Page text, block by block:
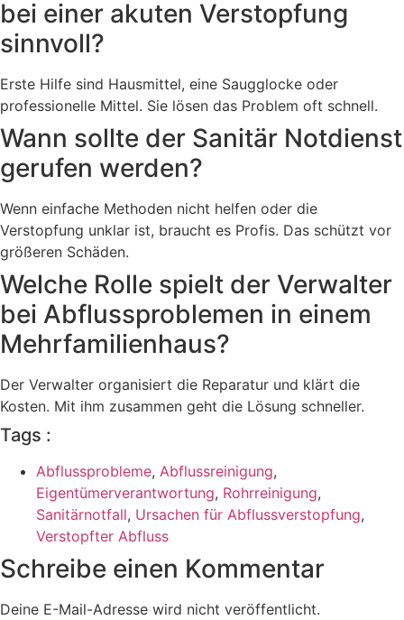
bei einer akuten Verstopfung
sinnvoll?
Erste Hilfe sind Hausmittel, eine Saugglocke oder
professionelle Mittel. Sie lösen das Problem oft schnell.
Wann sollte der Sanitär Notdienst
gerufen werden?
Wenn einfache Methoden nicht helfen oder die
Verstopfung unklar ist, braucht es Profis. Das schützt vor
größeren Schäden.
Welche Rolle spielt der Verwalter
bei Abflussproblemen in einem
Mehrfamilienhaus?
Der Verwalter organisiert die Reparatur und klärt die
Kosten. Mit ihm zusammen geht die Lösung schneller.
Tags :
Abflussprobleme, Abflussreinigung,
Eigentümerverantwortung, Rohrreinigung,
Sanitärnotfall, Ursachen für Abflussverstopfung,
Verstopfter Abfluss
Schreibe einen Kommentar
Deine E-Mail-Adresse wird nicht veröffentlicht.